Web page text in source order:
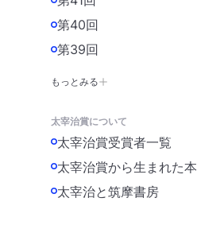
第40回
第39回
もっとみる
太宰治賞について
太宰治賞受賞者一覧
太宰治賞から生まれた本
太宰治と筑摩書房